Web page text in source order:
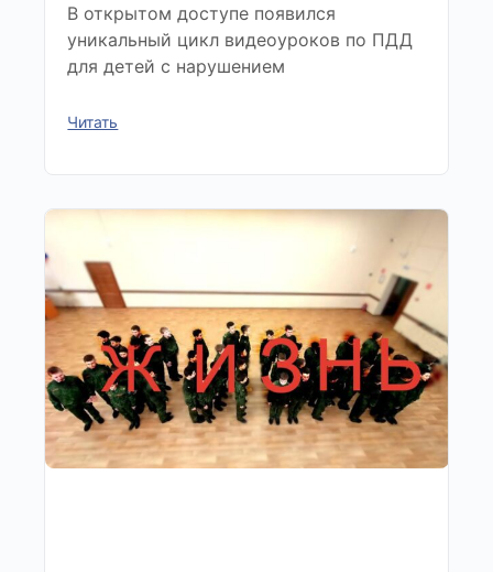
В открытом доступе появился
уникальный цикл видеоуроков по ПДД
для детей с нарушением
Читать